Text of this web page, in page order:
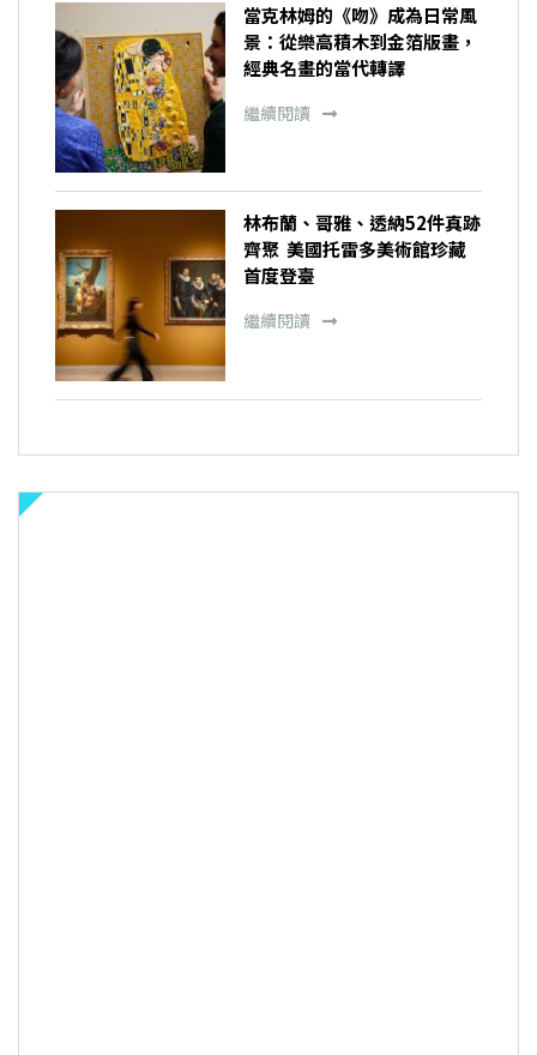
當克林姆的《吻》成為日常風
景：從樂高積木到金箔版畫，
經典名畫的當代轉譯
繼續閱讀
林布蘭、哥雅、透納52件真跡
齊聚 美國托雷多美術館珍藏
首度登臺
繼續閱讀